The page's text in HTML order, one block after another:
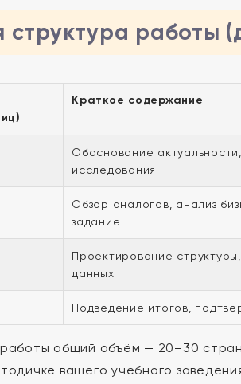
структура работы
Краткое содержание
Обоснование
исследования
Обзор аналогов, анализ
задание
Проектирование
данных
Подведение итогов,
общий объём — 20–30
вашего учебного